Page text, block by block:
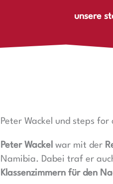
unsere
Peter Wackel und steps for
Peter Wackel war mit der
Namibia. Dabei traf er
Klassenzimmern für den